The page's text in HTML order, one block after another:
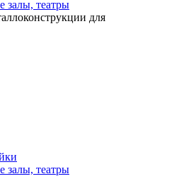
залы, театры
для
залы, театры